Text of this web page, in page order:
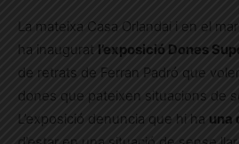
La mateixa Casa Orlandai i en el
ha inaugurat l’exposició Dones
de retrats de Ferran Padró que
dones que pateixen situacions de
L’exposició denuncia que hi ha una